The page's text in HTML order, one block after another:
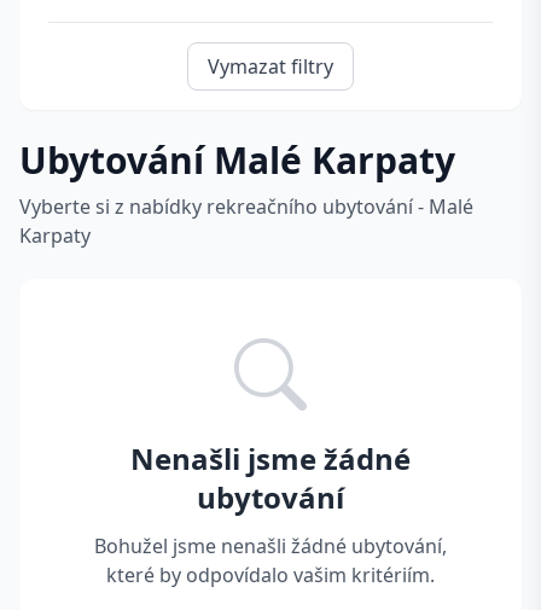
Vymazat filtry
Ubytování Malé Karpaty
Vyberte si z nabídky rekreačního ubytování - Malé
Karpaty
Nenašli jsme žádné
ubytování
Bohužel jsme nenašli žádné ubytování,
které by odpovídalo vašim kritériím.